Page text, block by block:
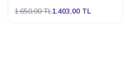
MAMASI 2 KG.
1.650,00TL1.403,00TL